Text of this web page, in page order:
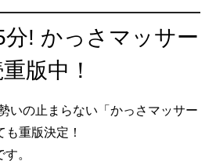
分! かっさマッサー
版中！
いの止まらない「かっさマッサー
重版決定！
。